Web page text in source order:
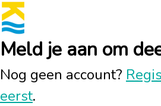
Meld je aan om
Nog geen account?
eerst.